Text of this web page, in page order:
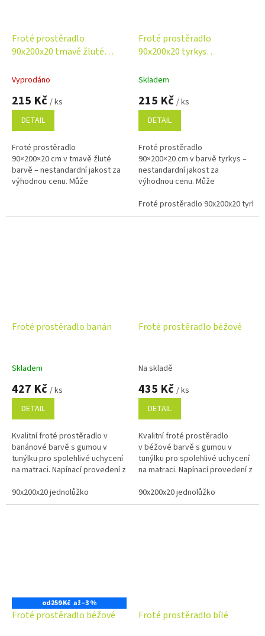
Froté prostěradlo
90x200x20 tmavě žluté
Vyprodáno
215 Kč / ks
DETAIL
Froté prostěradlo
90×200×20 cm v tmavě žluté
barvě – nestandardní jakost za
výhodnou cenu. Může
Příjemný, savý a...
Froté prostěradlo
90x200x20 tyrkys
Skladem
215 Kč / ks
DETAIL
Froté prostěradlo
90×200×20 cm v barvě tyrkys –
nestandardní jakost za
výhodnou cenu. Může
vady bez vlivu na funkčnost.
Příjemný, savý a pružný...
Froté prostěradlo 90x200x20
Froté prostěradlo banán
Skladem
427 Kč / ks
DETAIL
Kvalitní froté prostěradlo v
banánové barvě s gumou v
tunýlku pro spolehlivé uchycení
na matraci. Napínací provedení z
vysokou gramáží 220 g/m²...
90x200x20 jednolůžko
Froté prostěradlo béžové
Na skladě
435 Kč / ks
DETAIL
Kvalitní froté prostěradlo
v béžové barvě s gumou v
tunýlku pro spolehlivé uchycení
na matraci. Napínací provedení z
vysokou gramáží 220...
90x200x20 jednolůžko
od259 Kč až–3 %
Froté prostěradlo béžové Froté prostěradlo bílé